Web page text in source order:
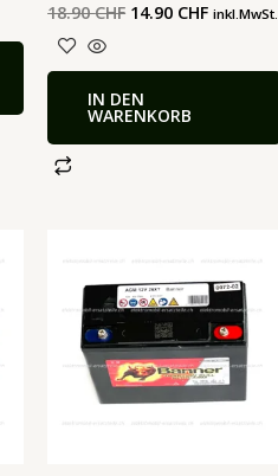
18.90CHF 14.90 CHF inkl.MwSt.
IN DEN
WARENKORB